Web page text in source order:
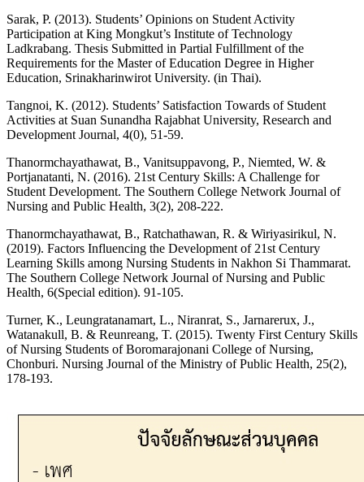
Sarak, P. (2013). Students’ Opinions on Student Activity
Participation at King Mongkut’s Institute of Technology
Ladkrabang. Thesis Submitted in Partial Fulfillment of the
Requirements for the Master of Education Degree in Higher
Education, Srinakharinwirot University. (in Thai).
Tangnoi, K. (2012). Students’ Satisfaction Towards of Student
Activities at Suan Sunandha Rajabhat University, Research and
Development Journal, 4(0), 51-59.
Thanormchayathawat, B., Vanitsuppavong, P., Niemted, W. &
Portjanatanti, N. (2016). 21st Century Skills: A Challenge for
Student Development. The Southern College Network Journal of
Nursing and Public Health, 3(2), 208-222.
Thanormchayathawat, B., Ratchathawan, R. & Wiriyasirikul, N.
(2019). Factors Influencing the Development of 21st Century
Learning Skills among Nursing Students in Nakhon Si Thammarat.
The Southern College Network Journal of Nursing and Public
Health, 6(Special edition). 91-105.
Turner, K., Leungratanamart, L., Niranrat, S., Jarnarerux, J.,
Watanakull, B. & Reunreang, T. (2015). Twenty First Century Skills
of Nursing Students of Boromarajonani College of Nursing,
Chonburi. Nursing Journal of the Ministry of Public Health, 25(2),
178-193.